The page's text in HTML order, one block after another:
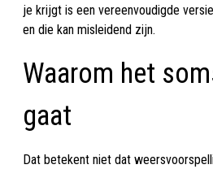
je krijgt is een vereenvoudigde
en die kan misleidend zijn.
Waarom het
gaat
Dat betekent niet dat